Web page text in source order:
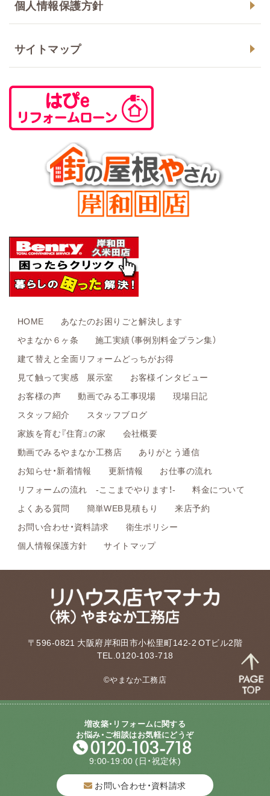
個人情報保護方針
サイトマップ
HOME
あなたのお困りごと解決します
やまなか６ヶ条
施工実績（事例別料金プラン集）
建て替えと全面リフォームどっちがお得
見て触って実感 展示室
お客様インタビュー
お客様の声
動画でみる工事現場
現場日記
スタッフ紹介
スタッフブログ
家族を育む『住育』の家
会社概要
動画でみるやまなか工務店
ありがとう通信
お知らせ・新着情報
更新情報
お仕事の流れ
リフォームの流れ -ここまでやります！-
料金について
よくある質問
簡単WEB見積もり
来店予約
お問い合わせ・資料請求
衛生ポリシー
個人情報保護方針
サイトマップ
〒596-0821 大阪府岸和田市小松里町142-2 OTビル2階
TEL.0120-103-718
©やまなか工務店
増改築・リフォームに関する
お悩み・ご相談はお気軽にどうぞ
9:00-19:00 (日・祝定休)
お問い合わせ・資料請求